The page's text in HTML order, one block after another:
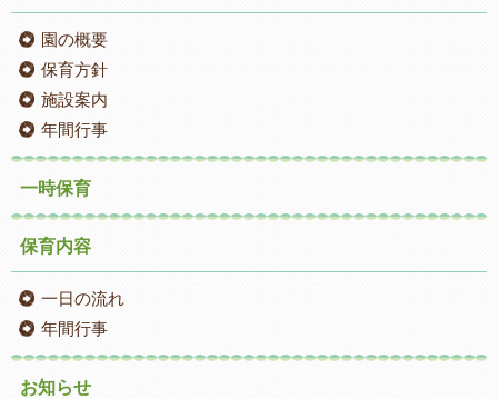
園の概要
保育方針
施設案内
年間行事
一時保育
保育内容
一日の流れ
年間行事
お知らせ